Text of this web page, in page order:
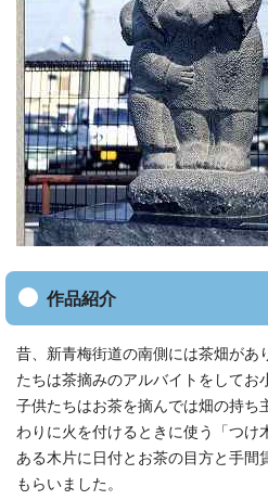
作品紹介
昔、新青梅街道の南側には茶畑があ
たちは茶摘みのアルバイトをしてお
子供たちはお茶を摘んでは畑の持ち
わりに火を付けるときに使う「つけ
ある木片に日付とお茶の目方と手間
もらいました。